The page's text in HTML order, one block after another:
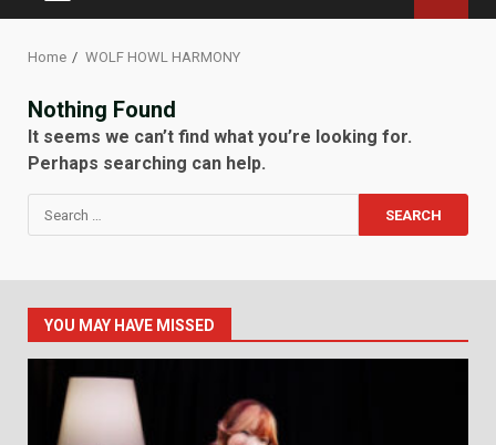
Home WOLF HOWL HARMONY
Nothing Found
It seems we can’t find what you’re looking for.
Perhaps searching can help.
Search
for:
YOU MAY HAVE MISSED